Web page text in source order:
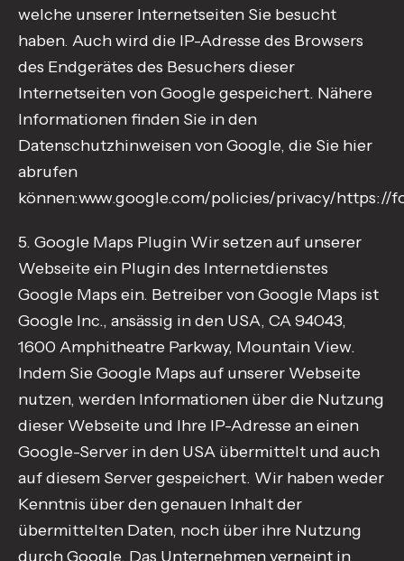
welche unserer Internetseiten Sie besucht
haben. Auch wird die IP-Adresse des Browsers
des Endgerätes des Besuchers dieser
Internetseiten von Google gespeichert. Nähere
Informationen finden Sie in den
Datenschutzhinweisen von Google, die Sie hier
abrufen
können:www.google.com/policies/privacy/https://
5. Google Maps Plugin Wir setzen auf unserer
Webseite ein Plugin des Internetdienstes
Google Maps ein. Betreiber von Google Maps ist
Google Inc., ansässig in den USA, CA 94043,
1600 Amphitheatre Parkway, Mountain View.
Indem Sie Google Maps auf unserer Webseite
nutzen, werden Informationen über die Nutzung
dieser Webseite und Ihre IP-Adresse an einen
Google-Server in den USA übermittelt und auch
auf diesem Server gespeichert. Wir haben weder
Kenntnis über den genauen Inhalt der
übermittelten Daten, noch über ihre Nutzung
durch Google. Das Unternehmen verneint in